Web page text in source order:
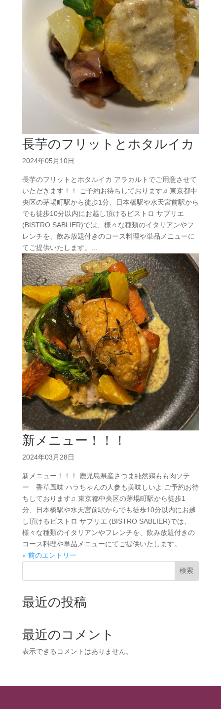
長芋のフリットとホタルイカ
2024年05月10日
長芋のフリットとホタルイカ アラカルトでご用意させて
いただきます！！ ご予約お待ちしております♫ 東京都中
央区の茅場町駅から徒歩1分、日本橋駅や水天宮前駅から
でも徒歩10分以内にお越し頂けるビストロ サブリエ
(BISTRO SABLIER)では、様々な種類のイタリアンやフ
レンチを、飲み放題付きのコース料理や単品メニューに
てご提供いたします。...
新メニュー！！！
2024年03月28日
新メニュー！！！ 鹿児島県産さつま純然鶏もも肉ソテ
ー 香草風味 ハラちゃんの人参も美味しいよ ご予約お待
ちしております♫ 東京都中央区の茅場町駅から徒歩1
分、日本橋駅や水天宮前駅からでも徒歩10分以内にお越
し頂けるビストロ サブリエ (BISTRO SABLIER)では、
様々な種類のイタリアンやフレンチを、飲み放題付きの
コース料理や単品メニューにてご提供いたします。...
« 前のエントリー
検索
最近の投稿
最近のコメント
表示できるコメントはありません。